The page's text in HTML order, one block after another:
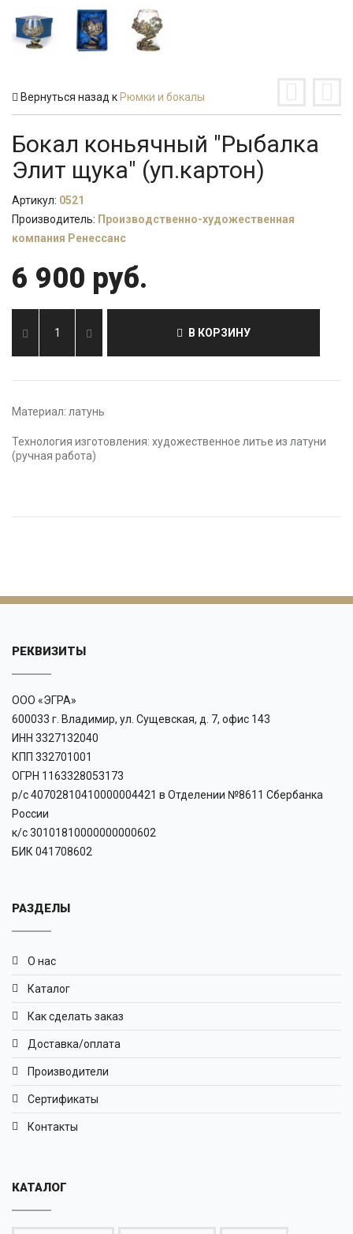
Вернуться назад к Рюмки и бокалы
Бокал коньячный "Рыбалка
Элит щука" (уп.картон)
Артикул: 0521
Производитель: Производственно-художественная
компания Ренессанс
6 900 руб.
В КОРЗИНУ
Материал: латунь
Технология изготовления: художественное литье из латуни
(ручная работа)
РЕКВИЗИТЫ
ООО «ЭГРА»
600033 г. Владимир, ул. Сущевская, д. 7, офис 143
ИНН 3327132040
КПП 332701001
ОГРН 1163328053173
р/с 40702810410000004421 в Отделении №8611 Сбербанка
России
к/с 30101810000000000602
БИК 041708602
РАЗДЕЛЫ
О нас
Каталог
Как сделать заказ
Доставка/оплата
Производители
Сертификаты
Контакты
КАТАЛОГ